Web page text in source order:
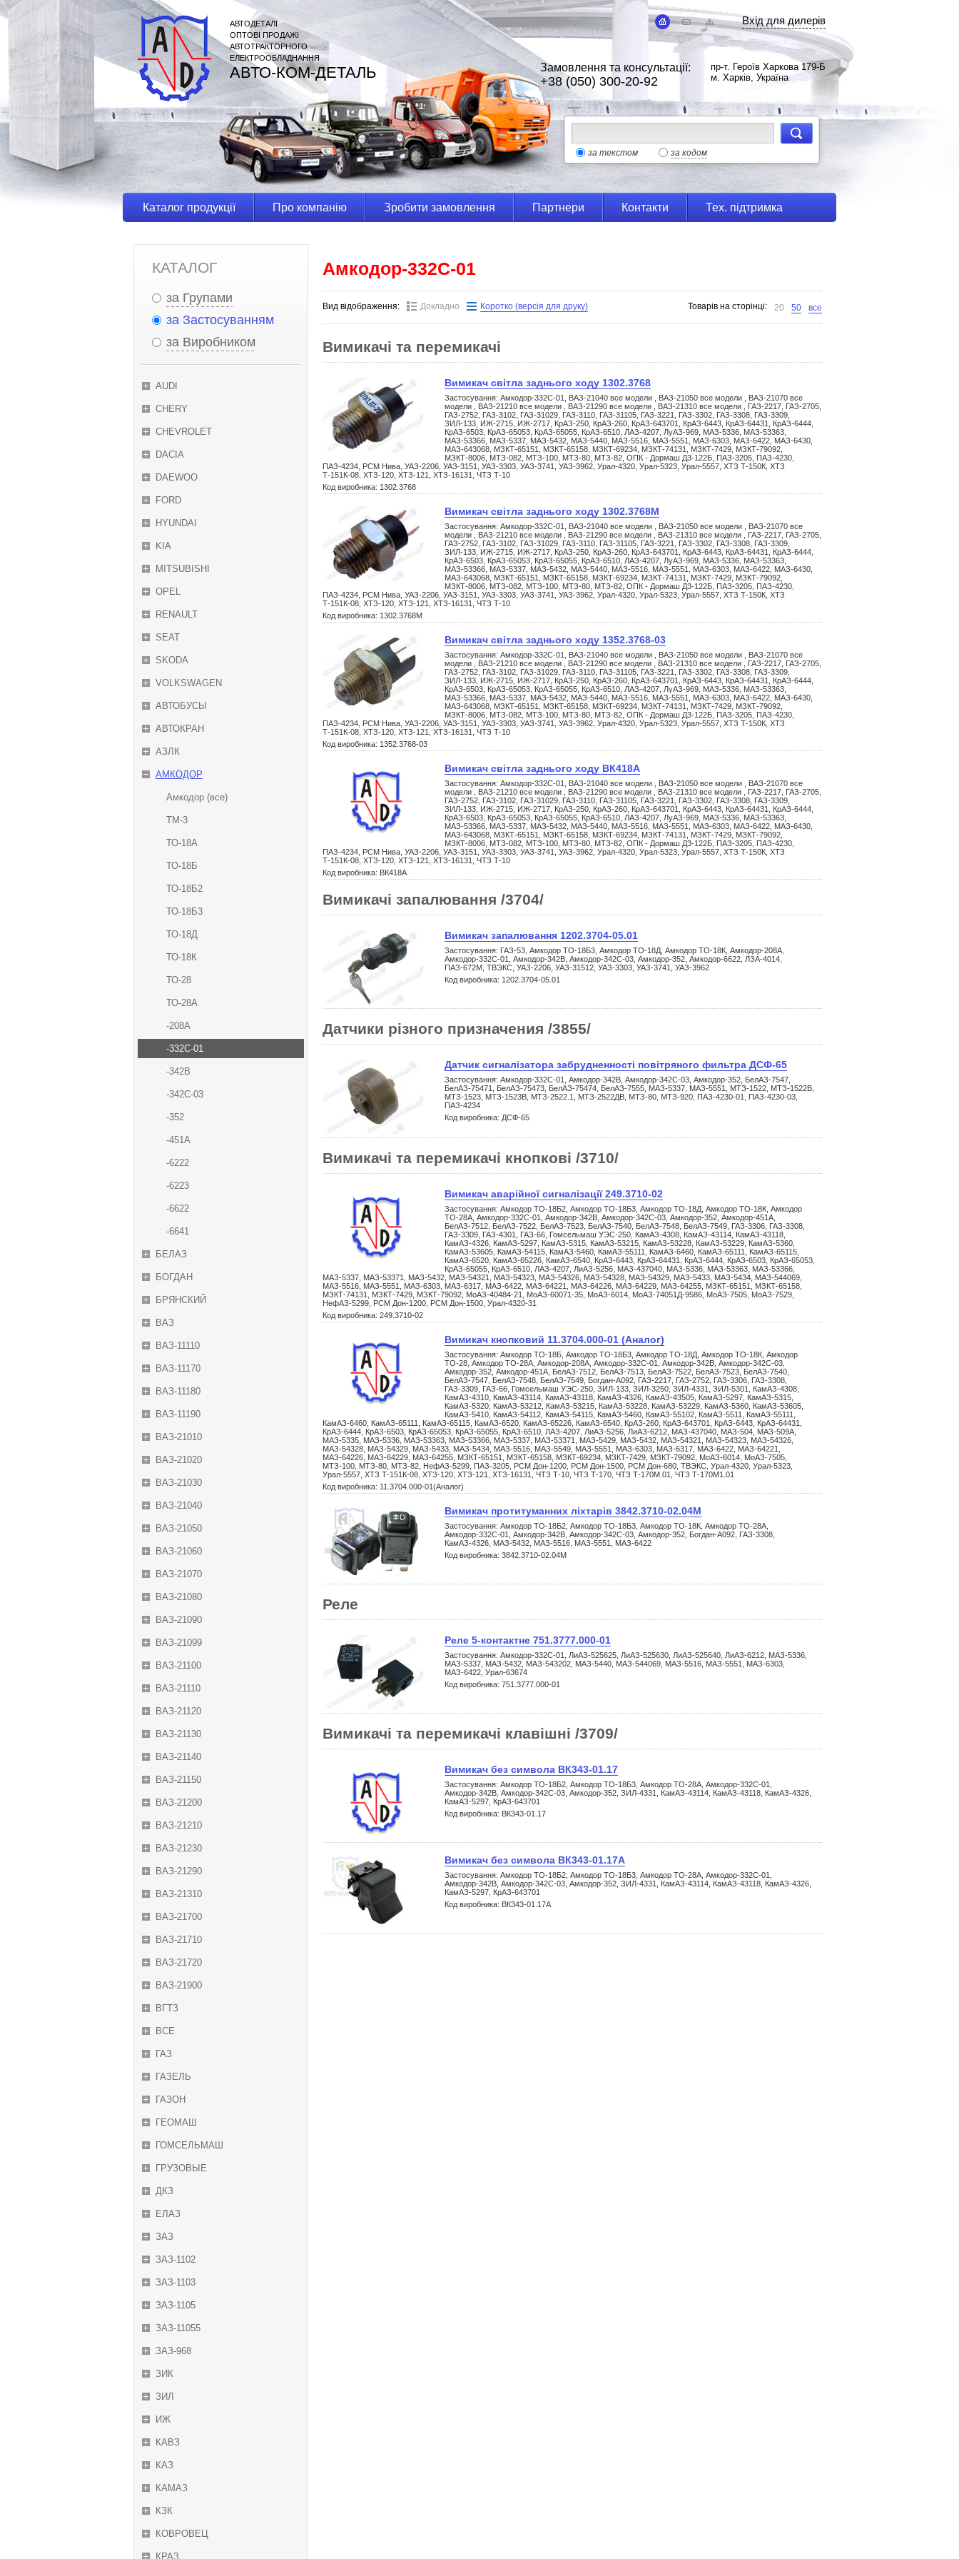
АВТОДЕТАЛІ
ОПТОВІ ПРОДАЖІ
АВТОТРАКТОРНОГО
ЕЛЕКТРООБЛАДНАННЯ
АВТО-КОМ-ДЕТАЛЬ
Вхід для дилерів
Замовлення та консультації:
+38 (050) 300-20-92
пр-т. Героїв Харкова 179-Б
м. Харків, Україна
за текстом за кодом
Каталог продукції Про компанію Зробити замовлення Партнери Контакти Тех. підтримка
КАТАЛОГ
за Групами
за Застосуванням
за Виробником
AUDI
CHERY
CHEVROLET
DACIA
DAEWOO
FORD
HYUNDAI
KIA
MITSUBISHI
OPEL
RENAULT
SEAT
SKODA
VOLKSWAGEN
АВТОБУСЫ
АВТОКРАН
АЗЛК
АМКОДОР
Амкодор (все)
ТМ-3
ТО-18А
ТО-18Б
ТО-18Б2
ТО-18Б3
ТО-18Д
ТО-18К
ТО-28
ТО-28А
-208А
-332С-01
-342В
-342С-03
-352
-451А
-6222
-6223
-6622
-6641
БЕЛАЗ
БОГДАН
БРЯНСКИЙ
ВАЗ
ВАЗ-11110
ВАЗ-11170
ВАЗ-11180
ВАЗ-11190
ВАЗ-21010
ВАЗ-21020
ВАЗ-21030
ВАЗ-21040
ВАЗ-21050
ВАЗ-21060
ВАЗ-21070
ВАЗ-21080
ВАЗ-21090
ВАЗ-21099
ВАЗ-21100
ВАЗ-21110
ВАЗ-21120
ВАЗ-21130
ВАЗ-21140
ВАЗ-21150
ВАЗ-21200
ВАЗ-21210
ВАЗ-21230
ВАЗ-21290
ВАЗ-21310
ВАЗ-21700
ВАЗ-21710
ВАЗ-21720
ВАЗ-21900
ВГТЗ
ВСЕ
ГАЗ
ГАЗЕЛЬ
ГАЗОН
ГЕОМАШ
ГОМСЕЛЬМАШ
ГРУЗОВЫЕ
ДКЗ
ЕЛАЗ
ЗАЗ
ЗАЗ-1102
ЗАЗ-1103
ЗАЗ-1105
ЗАЗ-11055
ЗАЗ-968
ЗИК
ЗИЛ
ИЖ
КАВЗ
КАЗ
КАМАЗ
КЗК
КОВРОВЕЦ
КРАЗ
Амкодор-332С-01
Вид відображення: Докладно Коротко (версія для друку) Товарів на сторінці: 20 50 все
Вимикачі та перемикачі
Вимикач світла заднього ходу 1302.3768
Застосування: Амкодор-332С-01, ВАЗ-21040 все модели , ВАЗ-21050 все модели , ВАЗ-21070 все
модели , ВАЗ-21210 все модели , ВАЗ-21290 все модели , ВАЗ-21310 все модели , ГАЗ-2217, ГАЗ-2705,
ГАЗ-2752, ГАЗ-3102, ГАЗ-31029, ГАЗ-3110, ГАЗ-31105, ГАЗ-3221, ГАЗ-3302, ГАЗ-3308, ГАЗ-3309,
ЗИЛ-133, ИЖ-2715, ИЖ-2717, КрАЗ-250, КрАЗ-260, КрАЗ-643701, КрАЗ-6443, КрАЗ-64431, КрАЗ-6444,
КрАЗ-6503, КрАЗ-65053, КрАЗ-65055, КрАЗ-6510, ЛАЗ-4207, ЛуАЗ-969, МАЗ-5336, МАЗ-53363,
МАЗ-53366, МАЗ-5337, МАЗ-5432, МАЗ-5440, МАЗ-5516, МАЗ-5551, МАЗ-6303, МАЗ-6422, МАЗ-6430,
МАЗ-643068, МЗКТ-65151, МЗКТ-65158, МЗКТ-69234, МЗКТ-74131, МЗКТ-7429, МЗКТ-79092,
МЗКТ-8006, МТЗ-082, МТЗ-100, МТЗ-80, МТЗ-82, ОПК - Дормаш Д3-122Б, ПАЗ-3205, ПАЗ-4230,
ПАЗ-4234, РСМ Нива, УАЗ-2206, УАЗ-3151, УАЗ-3303, УАЗ-3741, УАЗ-3962, Урал-4320, Урал-5323, Урал-5557, ХТЗ Т-150К, ХТЗ
Т-151К-08, ХТЗ-120, ХТЗ-121, ХТЗ-16131, ЧТЗ Т-10
Код виробника: 1302.3768
Вимикач світла заднього ходу 1302.3768М
Застосування: Амкодор-332С-01, ВАЗ-21040 все модели , ВАЗ-21050 все модели , ВАЗ-21070 все
модели , ВАЗ-21210 все модели , ВАЗ-21290 все модели , ВАЗ-21310 все модели , ГАЗ-2217, ГАЗ-2705,
ГАЗ-2752, ГАЗ-3102, ГАЗ-31029, ГАЗ-3110, ГАЗ-31105, ГАЗ-3221, ГАЗ-3302, ГАЗ-3308, ГАЗ-3309,
ЗИЛ-133, ИЖ-2715, ИЖ-2717, КрАЗ-250, КрАЗ-260, КрАЗ-643701, КрАЗ-6443, КрАЗ-64431, КрАЗ-6444,
КрАЗ-6503, КрАЗ-65053, КрАЗ-65055, КрАЗ-6510, ЛАЗ-4207, ЛуАЗ-969, МАЗ-5336, МАЗ-53363,
МАЗ-53366, МАЗ-5337, МАЗ-5432, МАЗ-5440, МАЗ-5516, МАЗ-5551, МАЗ-6303, МАЗ-6422, МАЗ-6430,
МАЗ-643068, МЗКТ-65151, МЗКТ-65158, МЗКТ-69234, МЗКТ-74131, МЗКТ-7429, МЗКТ-79092,
МЗКТ-8006, МТЗ-082, МТЗ-100, МТЗ-80, МТЗ-82, ОПК - Дормаш Д3-122Б, ПАЗ-3205, ПАЗ-4230,
ПАЗ-4234, РСМ Нива, УАЗ-2206, УАЗ-3151, УАЗ-3303, УАЗ-3741, УАЗ-3962, Урал-4320, Урал-5323, Урал-5557, ХТЗ Т-150К, ХТЗ
Т-151К-08, ХТЗ-120, ХТЗ-121, ХТЗ-16131, ЧТЗ Т-10
Код виробника: 1302.3768М
Вимикач світла заднього ходу 1352.3768-03
Застосування: Амкодор-332С-01, ВАЗ-21040 все модели , ВАЗ-21050 все модели , ВАЗ-21070 все
модели , ВАЗ-21210 все модели , ВАЗ-21290 все модели , ВАЗ-21310 все модели , ГАЗ-2217, ГАЗ-2705,
ГАЗ-2752, ГАЗ-3102, ГАЗ-31029, ГАЗ-3110, ГАЗ-31105, ГАЗ-3221, ГАЗ-3302, ГАЗ-3308, ГАЗ-3309,
ЗИЛ-133, ИЖ-2715, ИЖ-2717, КрАЗ-250, КрАЗ-260, КрАЗ-643701, КрАЗ-6443, КрАЗ-64431, КрАЗ-6444,
КрАЗ-6503, КрАЗ-65053, КрАЗ-65055, КрАЗ-6510, ЛАЗ-4207, ЛуАЗ-969, МАЗ-5336, МАЗ-53363,
МАЗ-53366, МАЗ-5337, МАЗ-5432, МАЗ-5440, МАЗ-5516, МАЗ-5551, МАЗ-6303, МАЗ-6422, МАЗ-6430,
МАЗ-643068, МЗКТ-65151, МЗКТ-65158, МЗКТ-69234, МЗКТ-74131, МЗКТ-7429, МЗКТ-79092,
МЗКТ-8006, МТЗ-082, МТЗ-100, МТЗ-80, МТЗ-82, ОПК - Дормаш Д3-122Б, ПАЗ-3205, ПАЗ-4230,
ПАЗ-4234, РСМ Нива, УАЗ-2206, УАЗ-3151, УАЗ-3303, УАЗ-3741, УАЗ-3962, Урал-4320, Урал-5323, Урал-5557, ХТЗ Т-150К, ХТЗ
Т-151К-08, ХТЗ-120, ХТЗ-121, ХТЗ-16131, ЧТЗ Т-10
Код виробника: 1352.3768-03
Вимикач світла заднього ходу ВК418А
Застосування: Амкодор-332С-01, ВАЗ-21040 все модели , ВАЗ-21050 все модели , ВАЗ-21070 все
модели , ВАЗ-21210 все модели , ВАЗ-21290 все модели , ВАЗ-21310 все модели , ГАЗ-2217, ГАЗ-2705,
ГАЗ-2752, ГАЗ-3102, ГАЗ-31029, ГАЗ-3110, ГАЗ-31105, ГАЗ-3221, ГАЗ-3302, ГАЗ-3308, ГАЗ-3309,
ЗИЛ-133, ИЖ-2715, ИЖ-2717, КрАЗ-250, КрАЗ-260, КрАЗ-643701, КрАЗ-6443, КрАЗ-64431, КрАЗ-6444,
КрАЗ-6503, КрАЗ-65053, КрАЗ-65055, КрАЗ-6510, ЛАЗ-4207, ЛуАЗ-969, МАЗ-5336, МАЗ-53363,
МАЗ-53366, МАЗ-5337, МАЗ-5432, МАЗ-5440, МАЗ-5516, МАЗ-5551, МАЗ-6303, МАЗ-6422, МАЗ-6430,
МАЗ-643068, МЗКТ-65151, МЗКТ-65158, МЗКТ-69234, МЗКТ-74131, МЗКТ-7429, МЗКТ-79092,
МЗКТ-8006, МТЗ-082, МТЗ-100, МТЗ-80, МТЗ-82, ОПК - Дормаш Д3-122Б, ПАЗ-3205, ПАЗ-4230,
ПАЗ-4234, РСМ Нива, УАЗ-2206, УАЗ-3151, УАЗ-3303, УАЗ-3741, УАЗ-3962, Урал-4320, Урал-5323, Урал-5557, ХТЗ Т-150К, ХТЗ
Т-151К-08, ХТЗ-120, ХТЗ-121, ХТЗ-16131, ЧТЗ Т-10
Код виробника: ВК418А
Вимикачі запалювання /3704/
Вимикач запалювання 1202.3704-05.01
Застосування: ГАЗ-53, Амкодор ТО-18Б3, Амкодор ТО-18Д, Амкодор ТО-18К, Амкодор-208А,
Амкодор-332С-01, Амкодор-342В, Амкодор-342С-03, Амкодор-352, Амкодор-6622, ЛЗА-4014,
ПАЗ-672М, ТВЭКС, УАЗ-2206, УАЗ-31512, УАЗ-3303, УАЗ-3741, УАЗ-3962
Код виробника: 1202.3704-05.01
Датчики різного призначения /3855/
Датчик сигналізатора забрудненності повітряного фильтра ДСФ-65
Застосування: Амкодор-332С-01, Амкодор-342В, Амкодор-342С-03, Амкодор-352, БелАЗ-7547,
БелАЗ-75471, БелАЗ-75473, БелАЗ-75474, БелАЗ-7555, МАЗ-5337, МАЗ-5551, МТЗ-1522, МТЗ-1522В,
МТЗ-1523, МТЗ-1523В, МТЗ-2522.1, МТЗ-2522ДВ, МТЗ-80, МТЗ-920, ПАЗ-4230-01, ПАЗ-4230-03,
ПАЗ-4234
Код виробника: ДСФ-65
Вимикачі та перемикачі кнопкові /3710/
Вимикач аварійної сигналізації 249.3710-02
Застосування: Амкодор ТО-18Б2, Амкодор ТО-18Б3, Амкодор ТО-18Д, Амкодор ТО-18К, Амкодор
ТО-28А, Амкодор-332С-01, Амкодор-342В, Амкодор-342С-03, Амкодор-352, Амкодор-451А,
БелАЗ-7512, БелАЗ-7522, БелАЗ-7523, БелАЗ-7540, БелАЗ-7548, БелАЗ-7549, ГАЗ-3306, ГАЗ-3308,
ГАЗ-3309, ГАЗ-4301, ГАЗ-66, Гомсельмаш УЭС-250, КамАЗ-4308, КамАЗ-43114, КамАЗ-43118,
КамАЗ-4326, КамАЗ-5297, КамАЗ-5315, КамАЗ-53215, КамАЗ-53228, КамАЗ-53229, КамАЗ-5360,
КамАЗ-53605, КамАЗ-54115, КамАЗ-5460, КамАЗ-55111, КамАЗ-6460, КамАЗ-65111, КамАЗ-65115,
КамАЗ-6520, КамАЗ-65226, КамАЗ-6540, КрАЗ-6443, КрАЗ-64431, КрАЗ-6444, КрАЗ-6503, КрАЗ-65053,
КрАЗ-65055, КрАЗ-6510, ЛАЗ-4207, ЛиАЗ-5256, МАЗ-437040, МАЗ-5336, МАЗ-53363, МАЗ-53366,
МАЗ-5337, МАЗ-53371, МАЗ-5432, МАЗ-54321, МАЗ-54323, МАЗ-54326, МАЗ-54328, МАЗ-54329, МАЗ-5433, МАЗ-5434, МАЗ-544069,
МАЗ-5516, МАЗ-5551, МАЗ-6303, МАЗ-6317, МАЗ-6422, МАЗ-64221, МАЗ-64226, МАЗ-64229, МАЗ-64255, МЗКТ-65151, МЗКТ-65158,
МЗКТ-74131, МЗКТ-7429, МЗКТ-79092, МоАЗ-40484-21, МоАЗ-60071-35, МоАЗ-6014, МоАЗ-74051Д-9586, МоАЗ-7505, МоАЗ-7529,
НефАЗ-5299, РСМ Дон-1200, РСМ Дон-1500, Урал-4320-31
Код виробника: 249.3710-02
Вимикач кнопковий 11.3704.000-01 (Аналог)
Застосування: Амкодор ТО-18Б, Амкодор ТО-18Б3, Амкодор ТО-18Д, Амкодор ТО-18К, Амкодор
ТО-28, Амкодор ТО-28А, Амкодор-208А, Амкодор-332С-01, Амкодор-342В, Амкодор-342С-03,
Амкодор-352, Амкодор-451А, БелАЗ-7512, БелАЗ-7513, БелАЗ-7522, БелАЗ-7523, БелАЗ-7540,
БелАЗ-7547, БелАЗ-7548, БелАЗ-7549, Богдан-А092, ГАЗ-2217, ГАЗ-2752, ГАЗ-3306, ГАЗ-3308,
ГАЗ-3309, ГАЗ-66, Гомсельмаш УЭС-250, ЗИЛ-133, ЗИЛ-3250, ЗИЛ-4331, ЗИЛ-5301, КамАЗ-4308,
КамАЗ-4310, КамАЗ-43114, КамАЗ-43118, КамАЗ-4326, КамАЗ-43505, КамАЗ-5297, КамАЗ-5315,
КамАЗ-5320, КамАЗ-53212, КамАЗ-53215, КамАЗ-53228, КамАЗ-53229, КамАЗ-5360, КамАЗ-53605,
КамАЗ-5410, КамАЗ-54112, КамАЗ-54115, КамАЗ-5460, КамАЗ-55102, КамАЗ-5511, КамАЗ-55111,
КамАЗ-6460, КамАЗ-65111, КамАЗ-65115, КамАЗ-6520, КамАЗ-65226, КамАЗ-6540, КрАЗ-260, КрАЗ-643701, КрАЗ-6443, КрАЗ-64431,
КрАЗ-6444, КрАЗ-6503, КрАЗ-65053, КрАЗ-65055, КрАЗ-6510, ЛАЗ-4207, ЛиАЗ-5256, ЛиАЗ-6212, МАЗ-437040, МАЗ-504, МАЗ-509А,
МАЗ-5335, МАЗ-5336, МАЗ-53363, МАЗ-53366, МАЗ-5337, МАЗ-53371, МАЗ-5429, МАЗ-5432, МАЗ-54321, МАЗ-54323, МАЗ-54326,
МАЗ-54328, МАЗ-54329, МАЗ-5433, МАЗ-5434, МАЗ-5516, МАЗ-5549, МАЗ-5551, МАЗ-6303, МАЗ-6317, МАЗ-6422, МАЗ-64221,
МАЗ-64226, МАЗ-64229, МАЗ-64255, МЗКТ-65151, МЗКТ-65158, МЗКТ-69234, МЗКТ-7429, МЗКТ-79092, МоАЗ-6014, МоАЗ-7505,
МТЗ-100, МТЗ-80, МТЗ-82, НефАЗ-5299, ПАЗ-3205, РСМ Дон-1200, РСМ Дон-1500, РСМ Дон-680, ТВЭКС, Урал-4320, Урал-5323,
Урал-5557, ХТЗ Т-151К-08, ХТЗ-120, ХТЗ-121, ХТЗ-16131, ЧТЗ Т-10, ЧТЗ Т-170, ЧТЗ Т-170М.01, ЧТЗ Т-170М1.01
Код виробника: 11.3704.000-01(Аналог)
Вимикач протитуманних ліхтарів 3842.3710-02.04М
Застосування: Амкодор ТО-18Б2, Амкодор ТО-18Б3, Амкодор ТО-18К, Амкодор ТО-28А,
Амкодор-332С-01, Амкодор-342В, Амкодор-342С-03, Амкодор-352, Богдан-А092, ГАЗ-3308,
КамАЗ-4326, МАЗ-5432, МАЗ-5516, МАЗ-5551, МАЗ-6422
Код виробника: 3842.3710-02.04М
Реле
Реле 5-контактне 751.3777.000-01
Застосування: Амкодор-332С-01, ЛиАЗ-525625, ЛиАЗ-525630, ЛиАЗ-525640, ЛиАЗ-6212, МАЗ-5336,
МАЗ-5337, МАЗ-5432, МАЗ-543202, МАЗ-5440, МАЗ-544069, МАЗ-5516, МАЗ-5551, МАЗ-6303,
МАЗ-6422, Урал-63674
Код виробника: 751.3777.000-01
Вимикачі та перемикачі клавішні /3709/
Вимикач без символа ВК343-01.17
Застосування: Амкодор ТО-18Б2, Амкодор ТО-18Б3, Амкодор ТО-28А, Амкодор-332С-01,
Амкодор-342В, Амкодор-342С-03, Амкодор-352, ЗИЛ-4331, КамАЗ-43114, КамАЗ-43118, КамАЗ-4326,
КамАЗ-5297, КрАЗ-643701
Код виробника: ВК343-01.17
Вимикач без символа ВК343-01.17А
Застосування: Амкодор ТО-18Б2, Амкодор ТО-18Б3, Амкодор ТО-28А, Амкодор-332С-01,
Амкодор-342В, Амкодор-342С-03, Амкодор-352, ЗИЛ-4331, КамАЗ-43114, КамАЗ-43118, КамАЗ-4326,
КамАЗ-5297, КрАЗ-643701
Код виробника: ВК343-01.17А